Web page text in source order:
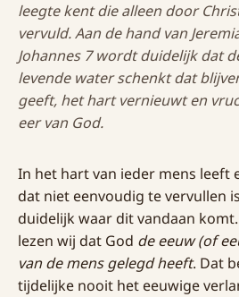
leegte kent die alleen door
vervuld. Aan de hand van
Johannes 7 wordt duidelijk dat
levende water schenkt dat
geeft, het hart vernieuwt en
eer van God.
In het hart van ieder mens leeft
dat niet eenvoudig te vervullen
duidelijk waar dit vandaan
lezen wij dat God de eeuw (of
van de mens gelegd heeft. Dat
tijdelijke nooit het eeuwige